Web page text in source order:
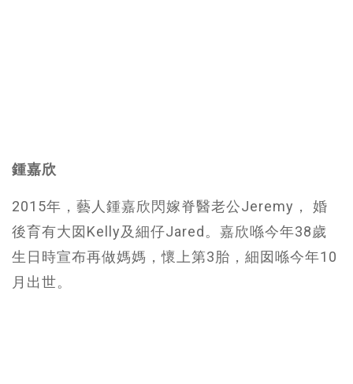
鍾嘉欣
2015年，藝人鍾嘉欣閃嫁脊醫老公Jeremy， 婚
後育有大囡Kelly及細仔Jared。嘉欣喺今年38歲
生日時宣布再做媽媽，懷上第3胎，細囡喺今年10
月出世。